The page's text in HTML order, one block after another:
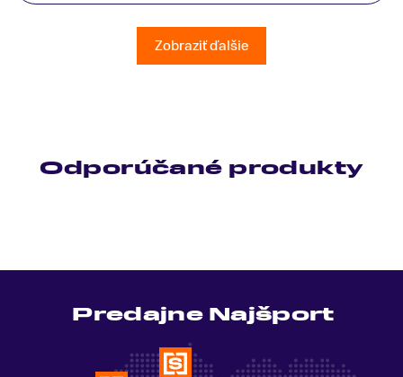
Ešte raz ďakujem.Zobraziť ďalšie
Odporúčané produkty
Predajne Najšport